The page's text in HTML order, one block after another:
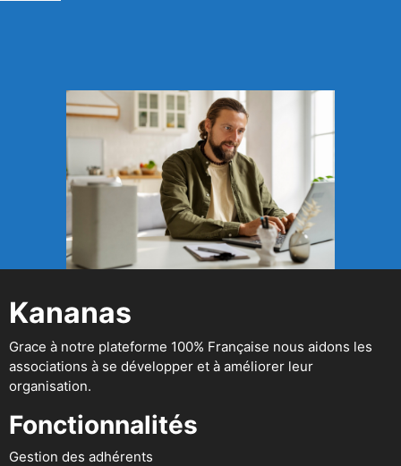
Kananas
Grace à notre plateforme 100% Française nous aidons les
associations à se développer et à améliorer leur
organisation.
Fonctionnalités
Gestion des adhérents